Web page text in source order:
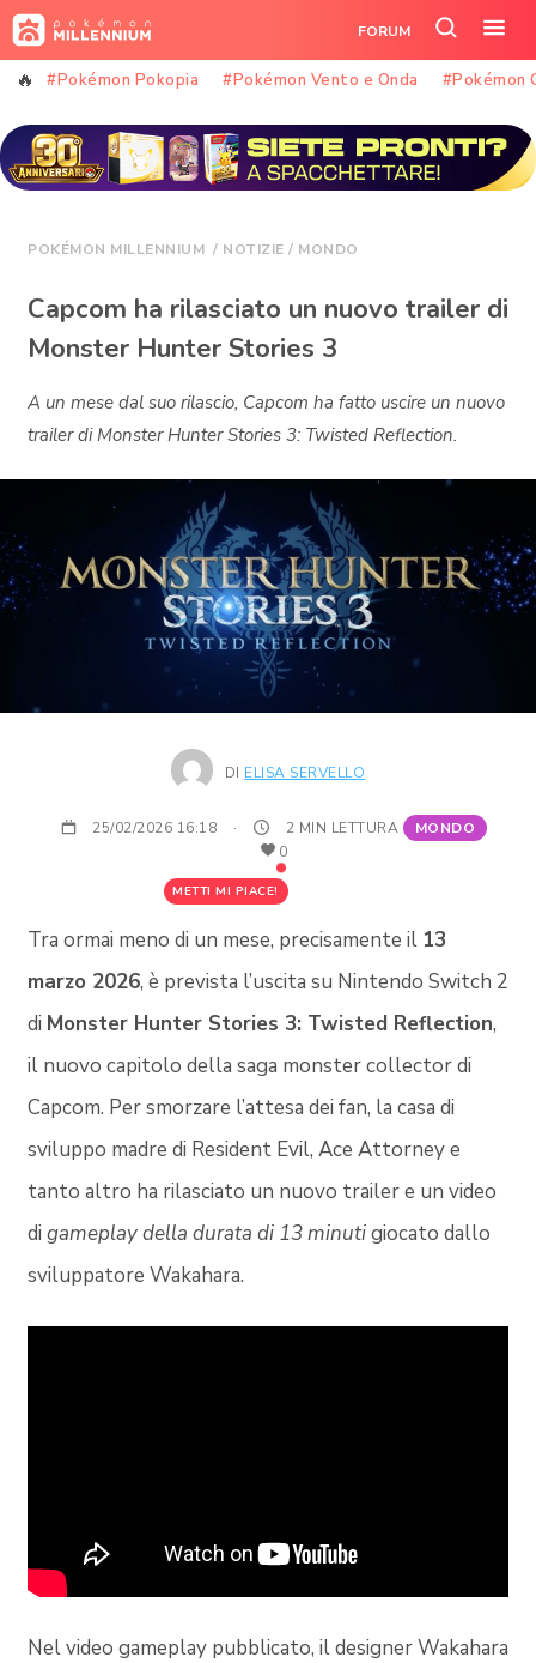
Vai
al
contenuto
FORUM
Cerca
nel il
#Pokémon Pokopia #Pokémon Vento e Onda #Pokémon
POKÉMON MILLENNIUM / NOTIZIE / MONDO
Capcom ha rilasciato un nuovo trailer di
Monster Hunter Stories 3
A un mese dal suo rilascio, Capcom ha fatto uscire un nuovo
trailer di Monster Hunter Stories 3: Twisted Reflection.
DI ELISA SERVELLO
25/02/2026 16:18 · 2 MIN LETTURA MONDO
METTI MI PIACE!
0
Tra ormai meno di un mese, precisamente il 13
marzo 2026, è prevista l’uscita su Nintendo Switch 2
di Monster Hunter Stories 3: Twisted Reflection,
il nuovo capitolo della saga monster collector di
Capcom. Per smorzare l’attesa dei fan, la casa di
sviluppo madre di Resident Evil, Ace Attorney e
tanto altro ha rilasciato un nuovo trailer e un video
di gameplay della durata di 13 minutigiocato dallo
sviluppatore Wakahara.
Nel video gameplay pubblicato, il designer Wakahara